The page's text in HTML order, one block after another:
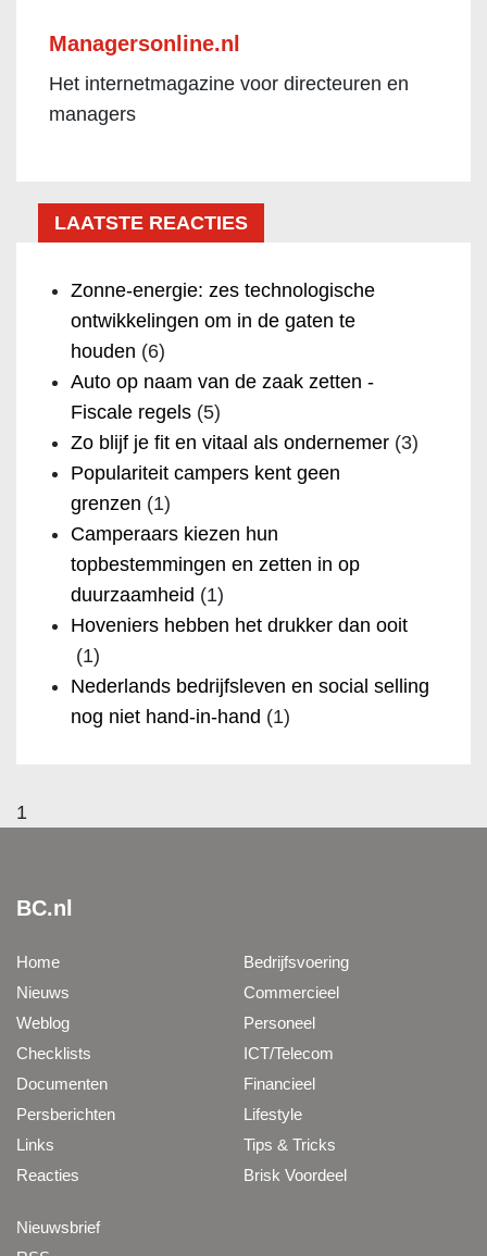
Managersonline.nl
Het internetmagazine voor directeuren en
managers
LAATSTE REACTIES
Zonne-energie: zes technologische
ontwikkelingen om in de gaten te
houden (6)
Auto op naam van de zaak zetten -
Fiscale regels (5)
Zo blijf je fit en vitaal als ondernemer (3)
Populariteit campers kent geen
grenzen (1)
Camperaars kiezen hun
topbestemmingen en zetten in op
duurzaamheid (1)
Hoveniers hebben het drukker dan ooit
(1)
Nederlands bedrijfsleven en social selling
nog niet hand-in-hand (1)
1
BC.nl
Home
Nieuws
Weblog
Checklists
Documenten
Persberichten
Links
Reacties
Bedrijfsvoering
Commercieel
Personeel
ICT/Telecom
Financieel
Lifestyle
Tips & Tricks
Brisk Voordeel
Nieuwsbrief